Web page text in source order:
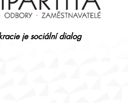
je sociální dialog